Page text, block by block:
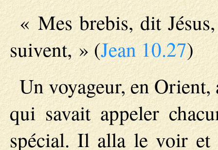
« Mes brebis, dit
suivent, » (Jean 10.27)
Un voyageur, en
qui savait appeler
spécial. Il alla le voir